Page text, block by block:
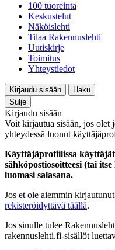
100 tuoreinta
Keskustelut
Näköislehti
Tilaa Rakennuslehti
Uutiskirje
Toimitus
Yhteystiedot
Kirjaudu sisään
Haku
Sulje
Kirjaudu sisään
Voit kirjautua sisään, jos olet
yhteydessä luonut
Käyttäjäprofiilissa
sähköpostiosoitteesi (tai
luomasi salasana.
Jos et ole aiemmin
rekisteröidyttävä täällä.
Jos sinulle tulee
rakennuslehti.fi-sisällöt